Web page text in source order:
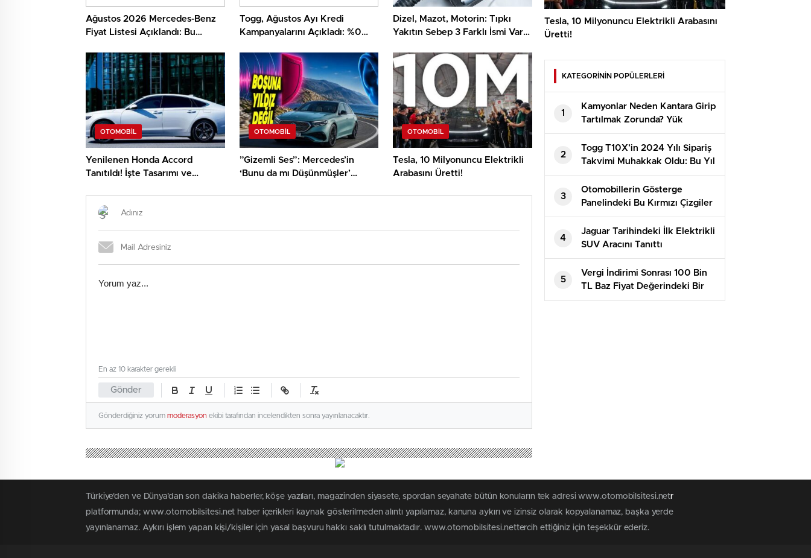
Ağustos 2026 Mercedes-Benz
Fiyat Listesi Açıklandı: Bu
Milyon TL…
Togg, Ağustos Ayı Kredi
Kampanyalarını Açıkladı: %0
Dizel, Mazot, Motorin: Tıpkı
Yakıtın Sebep 3 Farklı İsmi Var?
OTOMOBIL
Yenilenen Honda Accord
Tanıtıldı! İşte Tasarımı ve
OTOMOBIL
”Gizemli Ses”: Mercedes’in
‘Bunu da mı Düşünmüşler’
OTOMOBIL
Tesla, 10 Milyonuncu Elektrikli
Arabasını Üretti!
Gönder
En az 10 karakter gerekli
Gönderdiğiniz yorum moderasyon ekibi tarafından incelendikten sonra yayınlanacaktır.
Tesla, 10 Milyonuncu Elektrikli Arabasını
Üretti!
KATEGORİNİN POPÜLERLERİ
1
Kamyonlar Neden Kantara Girip
Tartılmak Zorunda? Yük
Limitini Aşıp Aşmadıkları Sırf
Küçük Bir Ayrıntı!
2
Togg T10X’in 2024 Yılı Sipariş
Takvimi Muhakkak Oldu: Bu Yıl
Çekiliş Yok!
3
Otomobillerin Gösterge
Panelindeki Bu Kırmızı Çizgiler
Ne Manaya Geliyor?
4
Jaguar Tarihindeki İlk Elektrikli
SUV Aracını Tanıttı
5
Vergi İndirimi Sonrası 100 Bin
TL Baz Fiyat Değerindeki Bir
Araçta 17 Bin 700 TL Fiyat
Türkiye'den ve Dünya’dan son dakika haberler, köşe yazıları, magazinden siyasete, spordan seyahate bütün konuların tek adresi www.otomobilsitesi.netr
platformunda; www.otomobilsitesi.net haber içerikleri kaynak gösterilmeden alıntı yapılamaz, kanuna aykırı ve izinsiz olarak kopyalanamaz, başka yerde
yayınlanamaz. Aykırı işlem yapan kişi/kişiler için yasal başvuru hakkı saklı tutulmaktadır. www.otomobilsitesi.nettercih ettiğiniz için teşekkür ederiz.